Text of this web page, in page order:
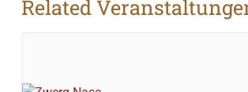
Related